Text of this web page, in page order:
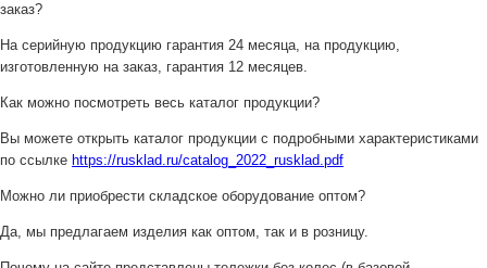
заказ?
На серийную продукцию гарантия 24 месяца, на продукцию,
изготовленную на заказ, гарантия 12 месяцев.
Как можно посмотреть весь каталог продукции?
Вы можете открыть каталог продукции с подробными характеристиками
по ссылке https://rusklad.ru/catalog_2022_rusklad.pdf
Можно ли приобрести складское оборудование оптом?
Да, мы предлагаем изделия как оптом, так и в розницу.